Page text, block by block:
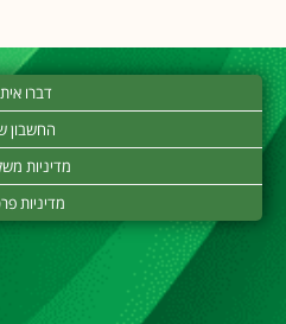
דברו
החשבון
מדיניות
מדיניות